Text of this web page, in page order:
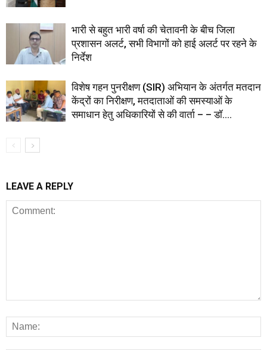
भारी से बहुत भारी वर्षा की चेतावनी के बीच जिला
प्रशासन अलर्ट, सभी विभागों को हाई अलर्ट पर रहने के
निर्देश
विशेष गहन पुनरीक्षण (SIR) अभियान के अंतर्गत मतदान
केंद्रों का निरीक्षण, मतदाताओं की समस्याओं के
समाधान हेतु अधिकारियों से की वार्ता – – डॉ....
LEAVE A REPLY